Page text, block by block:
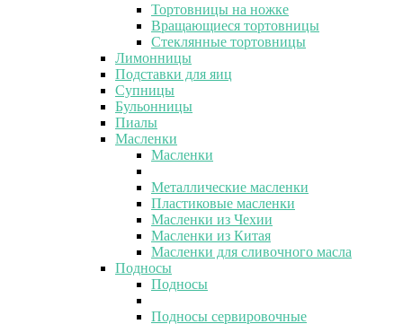
Тортовницы на ножке
Вращающиеся тортовницы
Стеклянные тортовницы
Лимонницы
Подставки для яиц
Супницы
Бульонницы
Пиалы
Масленки
Масленки
Металлические масленки
Пластиковые масленки
Масленки из Чехии
Масленки из Китая
Масленки для сливочного масла
Подносы
Подносы
Подносы сервировочные